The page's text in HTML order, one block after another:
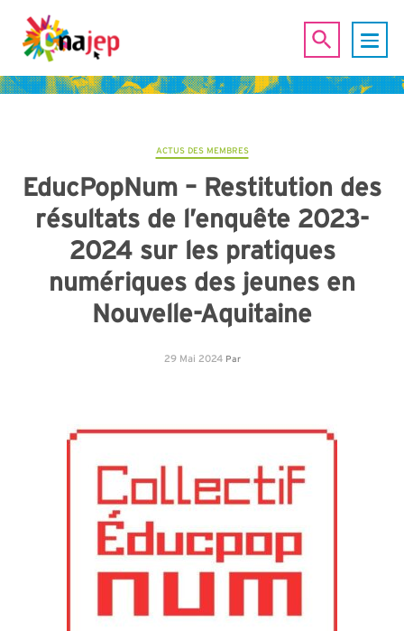
ACTUS DES MEMBRES
EducPopNum – Restitution des
résultats de l’enquête 2023-
2024 sur les pratiques
numériques des jeunes en
Nouvelle-Aquitaine
29 Mai 2024 Par